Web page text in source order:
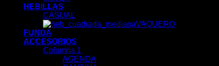
HEBILLAS
CASUAL
VAQUERO
FUNDA
ACCESORIOS
Columna 1
AGENDA